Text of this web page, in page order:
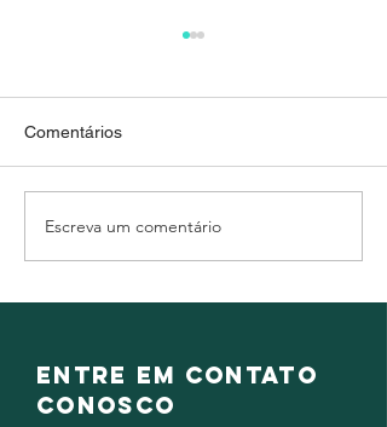
Eu te amo! E sim, quero
falar sobre o Pré-
Comentários
Escreva um comentário
Entre em contato
conosco